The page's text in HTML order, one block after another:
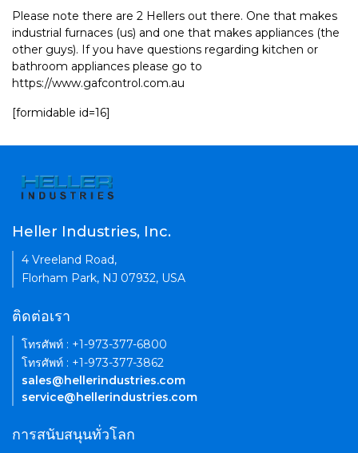
Please note there are 2 Hellers out there. One that makes
industrial furnaces (us) and one that makes appliances (the
other guys). If you have questions regarding kitchen or
bathroom appliances please go to
https://www.gafcontrol.com.au
[formidable id=16]
Heller Industries, Inc.
4 Vreeland Road,
Florham Park, NJ 07932, USA
ติดต่อเรา
โทรศัพท์ : +1-973-377-6800
โทรศัพท์ : +1-973-377-3862
sales@hellerindustries.com
service@hellerindustries.com
การสนับสนุนทั่วโลก